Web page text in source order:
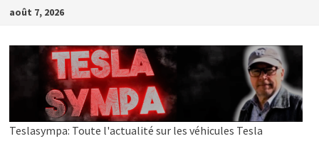
Passer
contenu
août 7, 2026
Teslasympa: Toute l'actualité sur les véhicules Tesla